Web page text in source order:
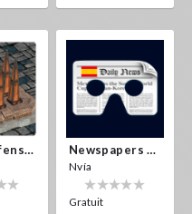
Traps Defense VR Newspapers Spain VR
Nvía
Gratuit